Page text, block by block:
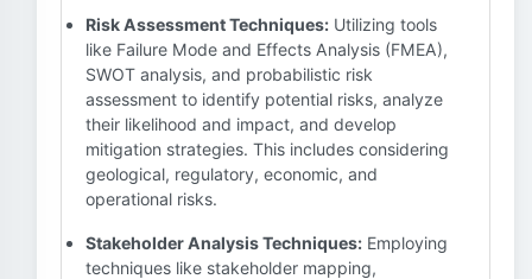
Risk Assessment Techniques: Utilizing tools
like Failure Mode and Effects Analysis (FMEA),
SWOT analysis, and probabilistic risk
assessment to identify potential risks, analyze
their likelihood and impact, and develop
mitigation strategies. This includes considering
geological, regulatory, economic, and
operational risks.
Stakeholder Analysis Techniques: Employing
techniques like stakeholder mapping,